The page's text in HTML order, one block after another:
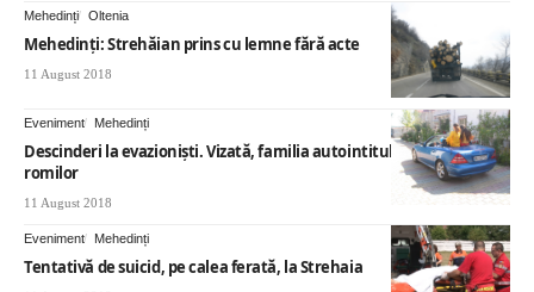
Mehedinți Oltenia
Mehedinți: Strehăian prins cu lemne fără acte
11 August 2018
Eveniment Mehedinți
Descinderi la evazioniști. Vizată, familia autointitulatului rege al
romilor
11 August 2018
Eveniment Mehedinți
Tentativă de suicid, pe calea ferată, la Strehaia